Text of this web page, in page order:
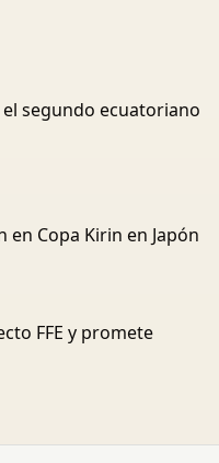
segundo ecuatoriano
Copa Kirin en Japón
FFE y promete